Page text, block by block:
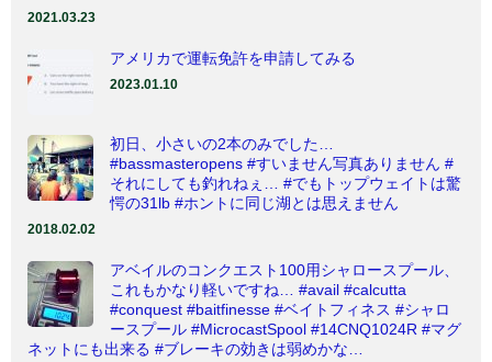
2021.03.23
アメリカで運転免許を申請してみる
2023.01.10
初日、小さいの2本のみでした…
#bassmasteropens #すいません写真ありません #
それにしても釣れねぇ… #でもトップウェイトは驚
愕の31lb #ホントに同じ湖とは思えません
2018.02.02
アベイルのコンクエスト100用シャロースプール、
これもかなり軽いですね… #avail #calcutta
#conquest #baitfinesse #ベイトフィネス #シャロ
ースプール #MicrocastSpool #14CNQ1024R #マグ
ネットにも出来る #ブレーキの効きは弱めかな…